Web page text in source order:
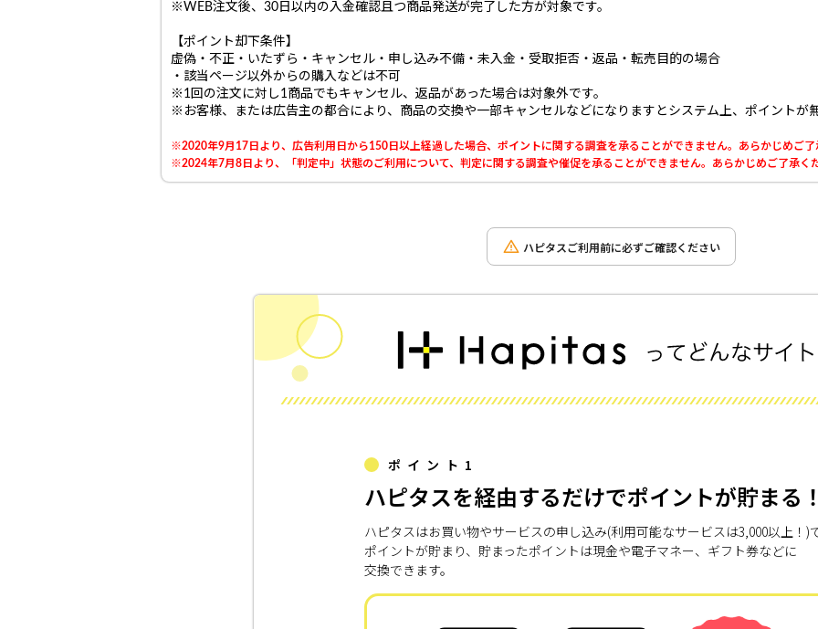
※WEB注文後、30日以内の入金確認且つ商品発送が完了した方が対象です。
【ポイント却下条件】
虚偽・不正・いたずら・キャンセル・申し込み不備・未入金・受取拒否・返品・転売目的の場合
・該当ページ以外からの購入などは不可
※1回の注文に対し1商品でもキャンセル、返品があった場合は対象外です。
※お客様、または広告主の都合により、商品の交換や一部キャンセルなどになりますとシステム上、ポイントが
※2020年9月17日より、広告利用日から150日以上経過した場合、ポイントに関する調査を承ることができません。あらかじめご了
※2024年7月8日より、「判定中」状態のご利用について、判定に関する調査や催促を承ることができません。あらかじめご了承く
ハピタスご利用前に必ずご確認ください
ポイント1
ハピタスを経由するだけでポイントが貯まる
ハピタスはお買い物やサービスの申し込み(利用可能なサービスは3,000以上！)
ポイントが貯まり、貯まったポイントは現金や電子マネー、ギフト券などに
交換できます。